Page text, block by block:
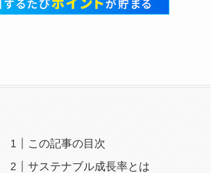
この記事の目次
サステナブル成長率とは